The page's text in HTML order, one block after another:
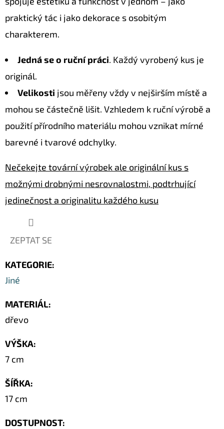
praktický tác i jako dekorace s osobitým
charakterem.
Jedná se o ruční práci. Každý vyrobený kus je
originál.
Velikosti jsou měřeny vždy v nejširším místě a
mohou se částečně lišit. Vzhledem k ruční výrobě a
použití přírodního materiálu mohou vznikat mírné
barevné i tvarové odchylky.
Nečekejte tovární výrobek ale originální kus s
možnými drobnými nesrovnalostmi, podtrhující
jedinečnost a originalitu každého kusu
ZEPTAT SE
KATEGORIE:
Jiné
MATERIÁL:
dřevo
VÝŠKA:
7 cm
ŠÍŘKA:
17 cm
DOSTUPNOST: